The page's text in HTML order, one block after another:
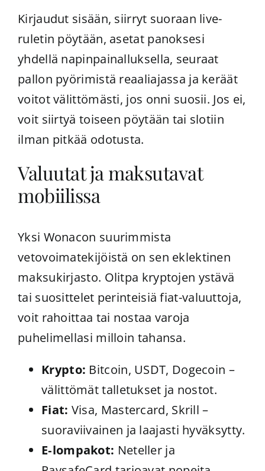
Kirjaudut sisään, siirryt suoraan live-
ruletin pöytään, asetat panoksesi
yhdellä napinpainalluksella, seuraat
pallon pyörimistä reaaliajassa ja keräät
voitot välittömästi, jos onni suosii. Jos ei,
voit siirtyä toiseen pöytään tai slotiin
ilman pitkää odotusta.
Valuutat ja maksutavat
mobiilissa
Yksi Wonacon suurimmista
vetovoimatekijöistä on sen eklektinen
maksukirjasto. Olitpa kryptojen ystävä
tai suosittelet perinteisiä fiat-valuuttoja,
voit rahoittaa tai nostaa varoja
puhelimellasi milloin tahansa.
Krypto: Bitcoin, USDT, Dogecoin –
välittömät talletukset ja nostot.
Fiat: Visa, Mastercard, Skrill –
suoraviivainen ja laajasti hyväksytty.
E‑lompakot: Neteller ja